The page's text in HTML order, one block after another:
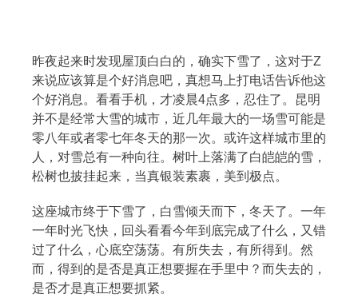
昨夜起来时发现屋顶白白的，确实下雪了，这对于Z
来说应该算是个好消息吧，真想马上打电话告诉他这
个好消息。看看手机，才凌晨4点多，忍住了。昆明
并不是经常大雪的城市，近几年最大的一场雪可能是
零八年或者零七年冬天的那一次。或许这样城市里的
人，对雪总有一种向往。树叶上落满了白皑皑的雪，
松树也披挂起来，当真银装素裹，美到极点。
这座城市终于下雪了，白雪倾天而下，冬天了。一年
一年时光飞快，回头看看今年到底完成了什么，又错
过了什么，心底空荡荡。有所失去，有所得到。然
而，得到的是否是真正想要握在手里中？而失去的，
是否才是真正想要抓紧。